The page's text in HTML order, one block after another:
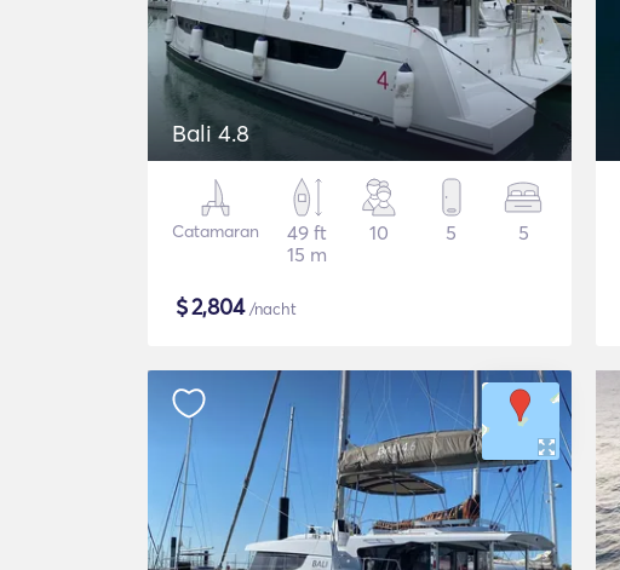
Bali 4.8
Catamaran
49 ft
15 m
10 5 5
$2,804/nacht